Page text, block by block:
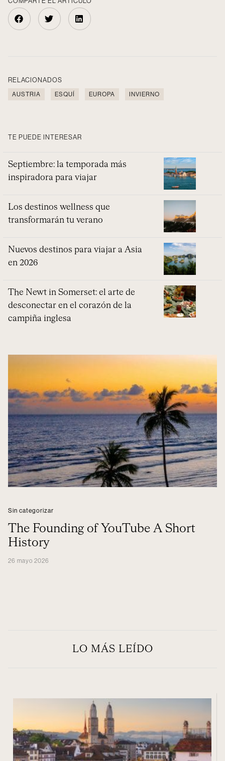
RELACIONADOS
AUSTRIA ESQUÍ EUROPA INVIERNO
TE PUEDE INTERESAR
Septiembre: la temporada más
inspiradora para viajar
Los destinos wellness que
transformarán tu verano
Nuevos destinos para viajar a Asia
en 2026
The Newt in Somerset: el arte de
desconectar en el corazón de la
campiña inglesa
Sin categorizar
The Founding of YouTube A Short
History
26 mayo 2026
LO MÁS LEÍDO